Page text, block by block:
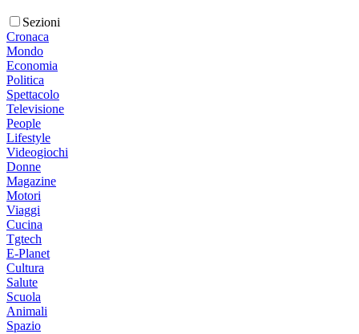
Sezioni
Cronaca
Mondo
Economia
Politica
Spettacolo
Televisione
People
Lifestyle
Videogiochi
Donne
Magazine
Motori
Viaggi
Cucina
Tgtech
E-Planet
Cultura
Salute
Scuola
Animali
Spazio